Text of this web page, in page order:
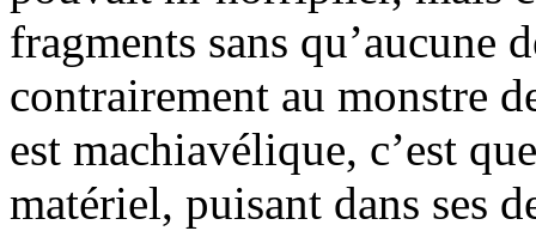
fragments sans qu’aucune
contrairement au monstre
est machiavélique, c’est
matériel, puisant dans ses